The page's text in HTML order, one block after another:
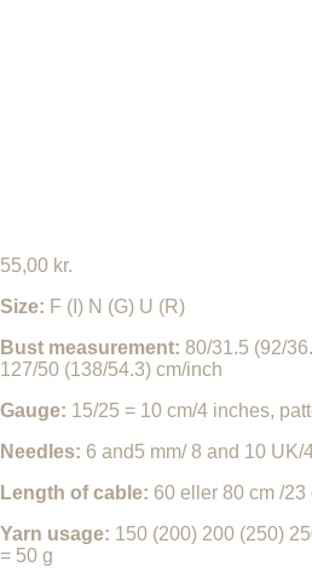
55,00 kr.
Size: F (I) N (G) U (R)
Bust measurement: 80/31.5 (92/
127/50 (138/54.3) cm/inch
Gauge: 15/25 = 10 cm/4 inches,
Needles: 6 and5 mm/ 8 and 10 UK/
Length of cable: 60 eller 80 cm /
Yarn usage: 150 (200) 200 (250)
= 50 g